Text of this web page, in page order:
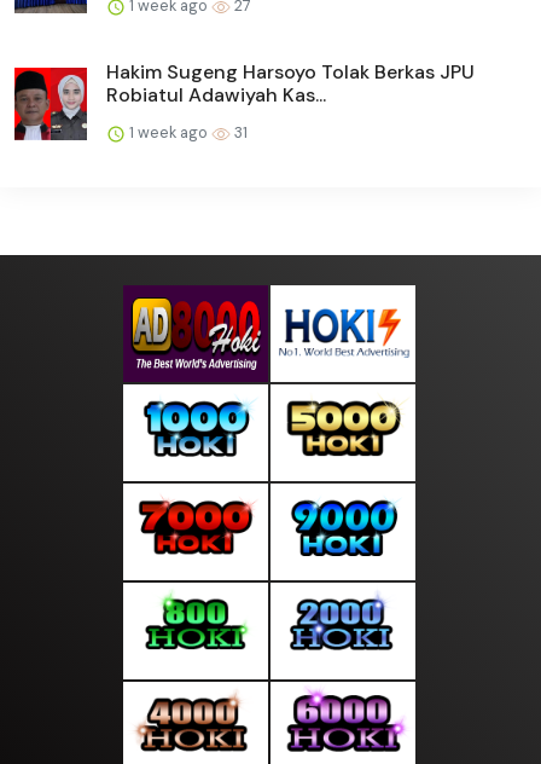
1 week ago 27
Hakim Sugeng Harsoyo Tolak Berkas JPU
Robiatul Adawiyah Kas...
1 week ago 31